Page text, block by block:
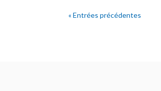
« Entrées précédentes